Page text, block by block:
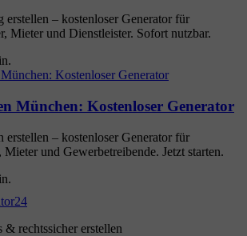
– kostenloser Generator für
Mieter und Dienstleister. Sofort nutzbar.
München: Kostenloser Generator
– kostenloser Generator für
und Gewerbetreibende. Jetzt starten.
rechtssicher erstellen